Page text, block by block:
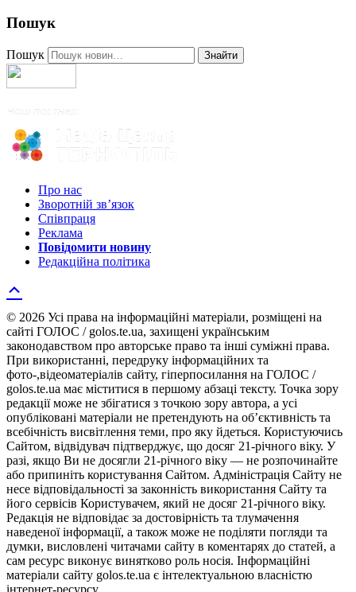
Пошук
Пошук Знайти
Про нас
Зворотній зв’язок
Співпраця
Реклама
Повідомити новину
Редакційна політика
© 2026 Усі права на інформаційні матеріали, розміщені на
сайті ГОЛОС / golos.te.ua, захищені українським
законодавством про авторське право та інші суміжні права.
При використанні, передруку інформаційних та
фото-,відеоматеріалів сайту, гіперпосилання на ГОЛОС /
golos.te.ua має міститися в першому абзаці тексту. Точка зору
редакції може не збігатися з точкою зору автора, а усі
опубліковані матеріали не претендують на об’єктивність та
всебічність висвітлення теми, про яку йдеться. Користуючись
Сайтом, відвідувач підтверджує, що досяг 21-річного віку. У
разі, якщо Ви не досягли 21-річного віку — не розпочинайте
або припиніть користування Сайтом. Адміністрація Сайту не
несе відповідальності за законність використання Сайту та
його сервісів Користувачем, який не досяг 21-річного віку.
Редакція не відповідає за достовірність та тлумачення
наведеної інформації, а також може не поділяти погляди та
думки, висловлені читачами сайту в коментарях до статей, а
сам ресурс виконує винятково роль носія. Інформаційні
матеріали сайту golos.te.ua є інтелектуальною власністю
інтернет-ресурсу